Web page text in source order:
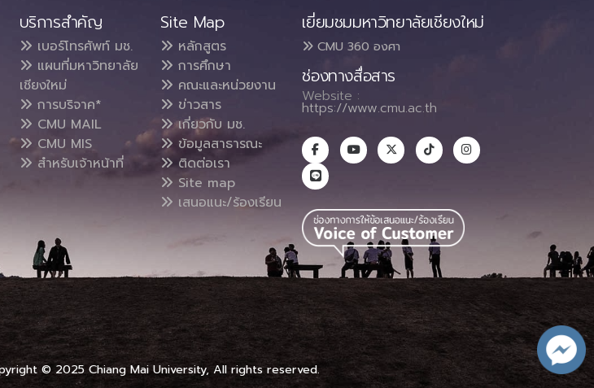
บริการสำคัญ
เบอร์โทรศัพท์ มช.
แผนที่มหาวิทยาลัย
เชียงใหม่
การบริจาค*
CMU MAIL
CMU MIS
สำหรับเจ้าหน้าที่
Site Map
หลักสูตร
การศึกษา
คณะและหน่วยงาน
ข่าวสาร
เกี่ยวกับ มช.
ข้อมูลสาธารณะ
ติดต่อเรา
Site map
เสนอแนะ/ร้องเรียน
เยี่ยมชมมหาวิทยาลัยเชียงใหม่
CMU 360 องศา
ช่องทางสื่อสาร
Website :
https://www.cmu.ac.th
© 2025 Chiang Mai University, All rights reserved.